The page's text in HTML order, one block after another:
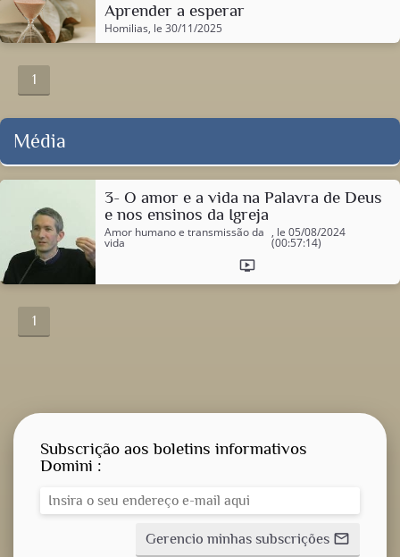
Aprender a esperar
Homilias, le 30/11/2025
1
Média
3- O amor e a vida na Palavra de Deus
e nos ensinos da Igreja
Amor humano e transmissão da
vida
, le 05/08/2024
(00:57:14)
ondemand_video
1
Subscrição aos boletins informativos
Domini :
Gerencio minhas subscrições mail_outline